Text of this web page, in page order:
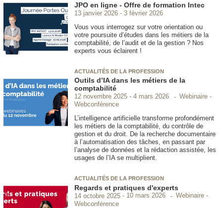
JPO en ligne - Offre de formation Intec
13 janvier 2026
3 février 2026
Vous vous interrogez sur votre orientation ou
votre poursuite d’études dans les métiers de la
comptabilité, de l’audit et de la gestion ? Nos
experts vous éclairent !
ACTUALITÉS DE LA PROFESSION
Outils d’IA dans les métiers de la
comptabilité
12 novembre 2025 4 mars 2026
Webinaire -
Webconférence
L’intelligence artificielle transforme profondément
les métiers de la comptabilité, du contrôle de
gestion et du droit. De la recherche documentaire
à l’automatisation des tâches, en passant par
l’analyse de données et la rédaction assistée, les
usages de l’IA se multiplient.
ACTUALITÉS DE LA PROFESSION
Regards et pratiques d'experts
14 octobre 2025 10 mars 2026
Webinaire -
Webconférence